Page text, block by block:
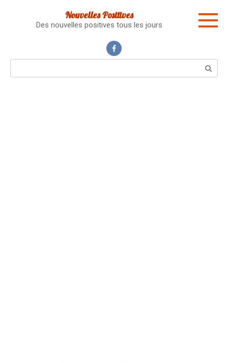
Nouvelles Positives
Des nouvelles positives tous les jours